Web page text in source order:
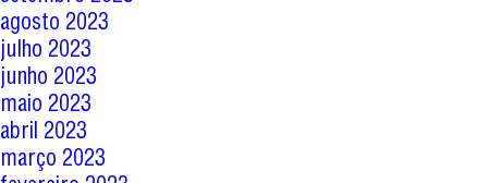
agosto 2023
julho 2023
junho 2023
maio 2023
abril 2023
março 2023